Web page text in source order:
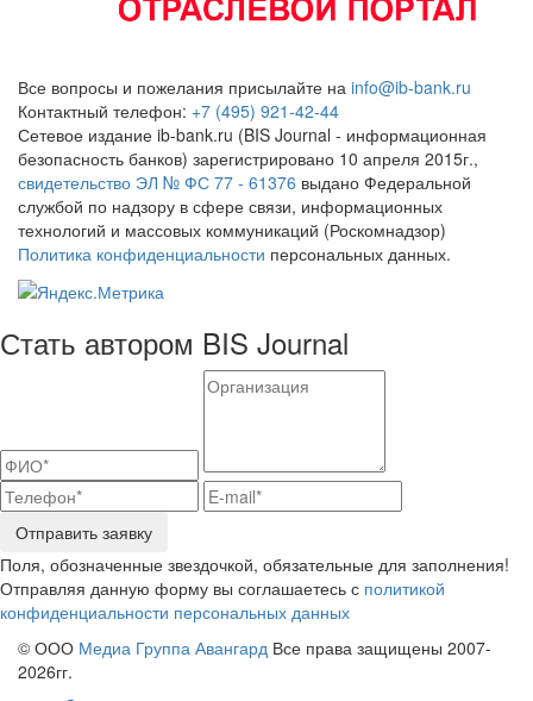
Все вопросы и пожелания присылайте на info@ib-bank.ru
Контактный телефон: +7 (495) 921-42-44
Сетевое издание ib-bank.ru (BIS Journal - информационная
безопасность банков) зарегистрировано 10 апреля 2015г.,
свидетельство ЭЛ № ФС 77 - 61376 выдано Федеральной
службой по надзору в сфере связи, информационных
технологий и массовых коммуникаций (Роскомнадзор)
Политика конфиденциальности персональных данных.
Стать автором BIS Journal
Отправить заявку
Поля, обозначенные звездочкой, обязательные для заполнения!
Отправляя данную форму вы соглашаетесь с политикой
конфиденциальности персональных данных
© ООО Медиа Группа Авангард Все права защищены 2007-
2026гг.